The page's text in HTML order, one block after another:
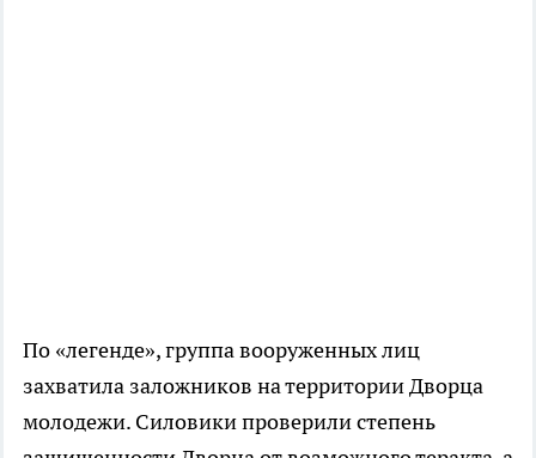
По «легенде», группа вооруженных лиц
захватила заложников на территории Дворца
молодежи. Силовики проверили степень